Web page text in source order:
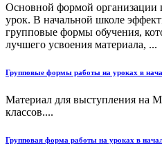
Основной формой организации
урок. В начальной школе
групповые формы обучения,
лучшего усвоения материала, ...
Групповые формы работы на уроках в
Материал для выступления на
классов....
Групповая форма работы на уроках в